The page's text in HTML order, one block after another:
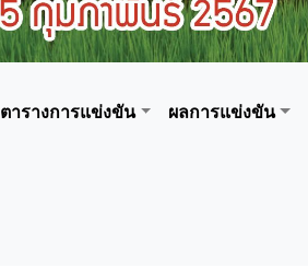
ตารางการแข่งขัน ผลการแข่งขัน